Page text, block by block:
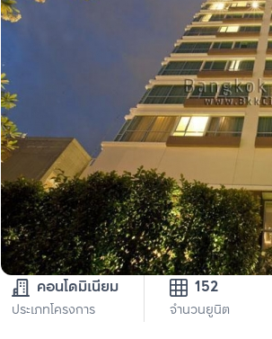
คอนโดมิเนียม
ประเภทโครงการ
152
จำนวนยูนิต